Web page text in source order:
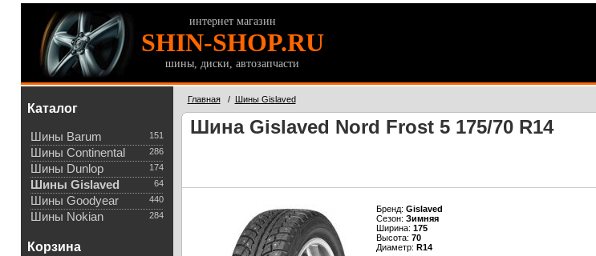
интернет магазин
SHIN-SHOP.RU
шины, диски, автозапчасти
Каталог
151
Шины Barum
286
Шины Continental
174
Шины Dunlop
64
Шины Gislaved
440
Шины Goodyear
284
Шины Nokian
Корзина
Главная/ Шины Gislaved
Шина Gislaved Nord Frost 5 175/70 R14
Бренд: Gislaved
Сезон: Зимняя
Ширина: 175
Высота: 70
Диаметр: R14